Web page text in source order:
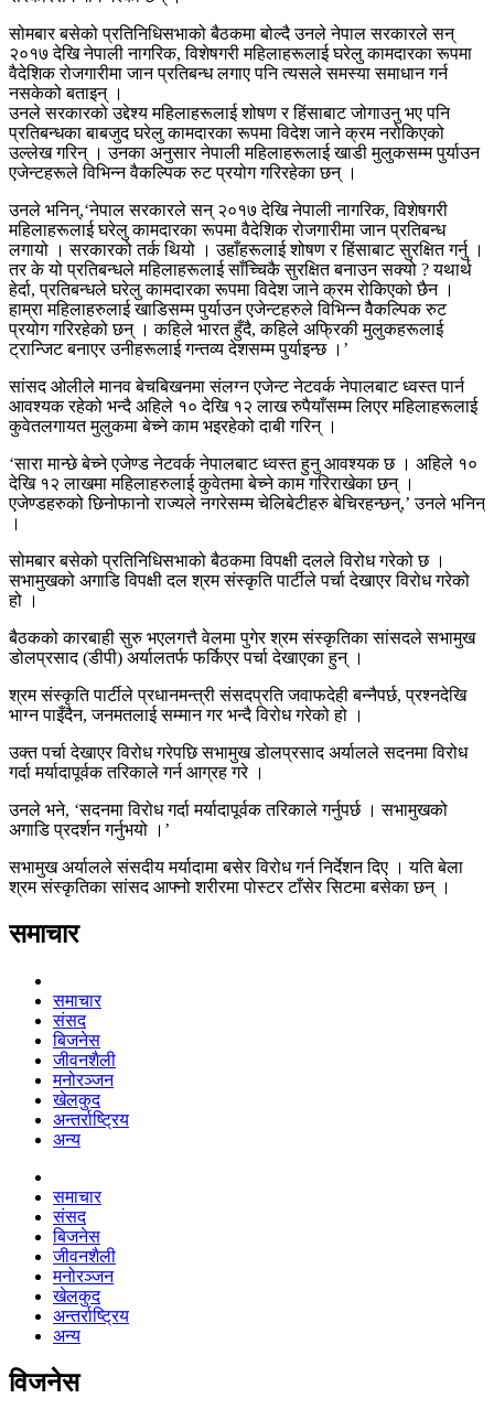
सोमबार बसेको प्रतिनिधिसभाको बैठकमा बोल्दै उनले नेपाल सरकारले सन्
२०१७ देखि नेपाली नागरिक, विशेषगरी महिलाहरूलाई घरेलु कामदारका रूपमा
वैदेशिक रोजगारीमा जान प्रतिबन्ध लगाए पनि त्यसले समस्या समाधान गर्न
नसकेको बताइन् ।
उनले सरकारको उद्देश्य महिलाहरूलाई शोषण र हिंसाबाट जोगाउनु भए पनि
प्रतिबन्धका बाबजुद घरेलु कामदारका रूपमा विदेश जाने क्रम नरोकिएको
उल्लेख गरिन् । उनका अनुसार नेपाली महिलाहरूलाई खाडी मुलुकसम्म पुर्याउन
एजेन्टहरूले विभिन्न वैकल्पिक रुट प्रयोग गरिरहेका छन् ।
उनले भनिन्,‘नेपाल सरकारले सन् २०१७ देखि नेपाली नागरिक, विशेषगरी
महिलाहरूलाई घरेलु कामदारका रूपमा वैदेशिक रोजगारीमा जान प्रतिबन्ध
लगायो । सरकारको तर्क थियो । उहाँहरूलाई शोषण र हिंसाबाट सुरक्षित गर्नु ।
तर के यो प्रतिबन्धले महिलाहरूलाई साँच्चिकै सुरक्षित बनाउन सक्यो ? यथार्थ
हेर्दा, प्रतिबन्धले घरेलु कामदारका रूपमा विदेश जाने क्रम रोकिएको छैन ।
हाम्रा महिलाहरुलाई खाडिसम्म पुर्याउन एजेन्टहरुले विभिन्न वैैकल्पिक रुट
प्रयोग गरिरहेको छन् । कहिले भारत हुँदै, कहिले अफ्रिकी मुलुकहरूलाई
ट्रान्जिट बनाएर उनीहरूलाई गन्तव्य देशसम्म पुर्याइन्छ ।’
सांसद ओलीले मानव बेचबिखनमा संलग्न एजेन्ट नेटवर्क नेपालबाट ध्वस्त पार्न
आवश्यक रहेको भन्दै अहिले १० देखि १२ लाख रुपैयाँसम्म लिएर महिलाहरूलाई
कुवेतलगायत मुलुकमा बेच्ने काम भइरहेको दाबी गरिन् ।
‘सारा मान्छे बेच्ने एजेण्ड नेटवर्क नेपालबाट ध्वस्त हुनु आवश्यक छ । अहिले १०
देखि १२ लाखमा महिलाहरुलाई कुवेतमा बेच्ने काम गरिराखेका छन् ।
एजेण्डहरुको छिनोफानो राज्यले नगरेसम्म चेलिबेटीहरु बेचिरहन्छन्,’ उनले भनिन्
।
सोमबार बसेको प्रतिनिधिसभाको बैठकमा विपक्षी दलले विरोध गरेको छ ।
सभामुखको अगाडि विपक्षी दल श्रम संस्कृति पार्टीले पर्चा देखाएर विरोध गरेको
हो ।
बैठकको कारबाही सुरु भएलगत्तै वेलमा पुगेर श्रम संस्कृतिका सांसदले सभामुख
डोलप्रसाद (डीपी) अर्यालतर्फ फर्किएर पर्चा देखाएका हुन् ।
श्रम संस्कृति पार्टीले प्रधानमन्त्री संसदप्रति जवाफदेही बन्नैपर्छ, प्रश्नदेखि
भाग्न पाइँदैन, जनमतलाई सम्मान गर भन्दै विरोध गरेको हो ।
उक्त पर्चा देखाएर विरोध गरेपछि सभामुख डोलप्रसाद अर्यालले सदनमा विरोध
गर्दा मर्यादापूर्वक तरिकाले गर्न आग्रह गरे ।
उनले भने, ‘सदनमा विरोध गर्दा मर्यादापूर्वक तरिकाले गर्नुपर्छ । सभामुखको
अगाडि प्रदर्शन गर्नुभयो ।’
सभामुख अर्यालले संसदीय मर्यादामा बसेर विरोध गर्न निर्देशन दिए । यति बेला
श्रम संस्कृतिका सांसद आफ्नो शरीरमा पोस्टर टाँसेर सिटमा बसेका छन् ।
समाचार
समाचार
संसद
बिजनेस
जीवनशैली
मनोरञ्जन
खेलकुद
अन्तर्राष्ट्रिय
अन्य
समाचार
संसद
बिजनेस
जीवनशैली
मनोरञ्जन
खेलकुद
अन्तर्राष्ट्रिय
अन्य
विजनेस